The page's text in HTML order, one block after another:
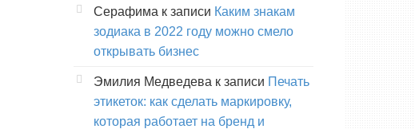
Серафима к записи Каким знакам
зодиака в 2022 году можно смело
открывать бизнес
Эмилия Медведева к записи Печать
этикеток: как сделать маркировку,
которая работает на бренд и